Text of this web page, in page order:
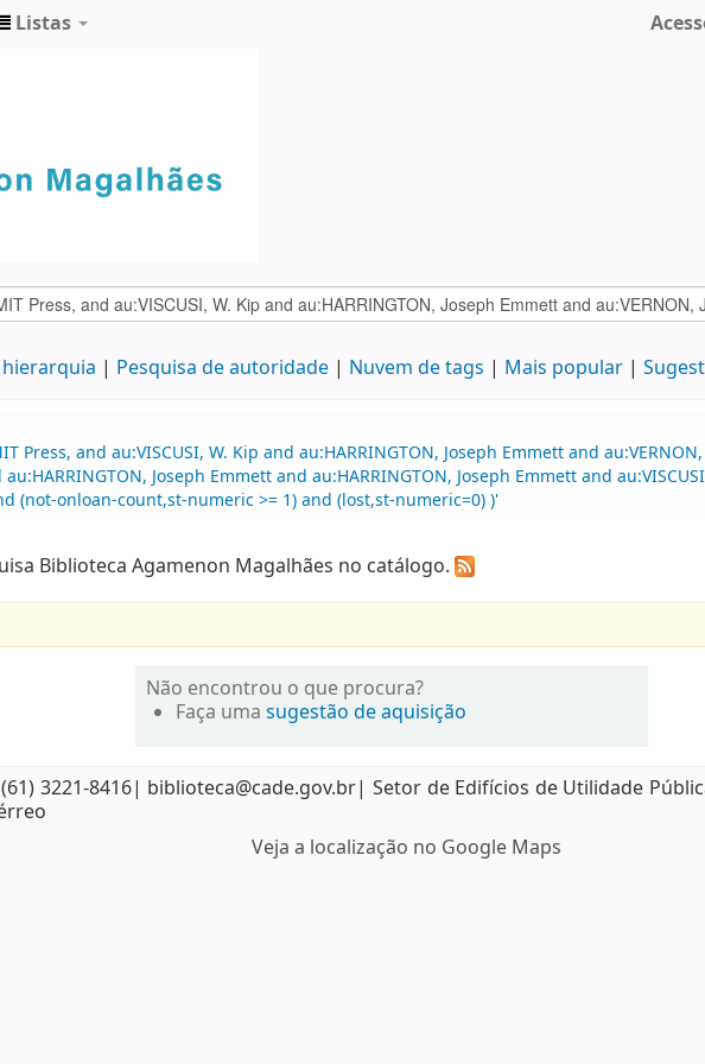
Listas
Pesquisa de autoridade Nuvem de tags Mais popular
Press, and au:VISCUSI, W. Kip and au:HARRINGTON, Joseph Emmett and
Joseph Emmett and au:HARRINGTON, Joseph Emmett and
(not-onloan-count,st-numeric >= 1) and (lost,st-numeric=0) )'
Biblioteca Agamenon Magalhães no catálogo.
Não encontrou o que procura?
Faça umasugestão de aquisição
3221-8416| biblioteca@cade.gov.br| Setor de Edifícios de Utilidade
Veja a localização no Google Maps